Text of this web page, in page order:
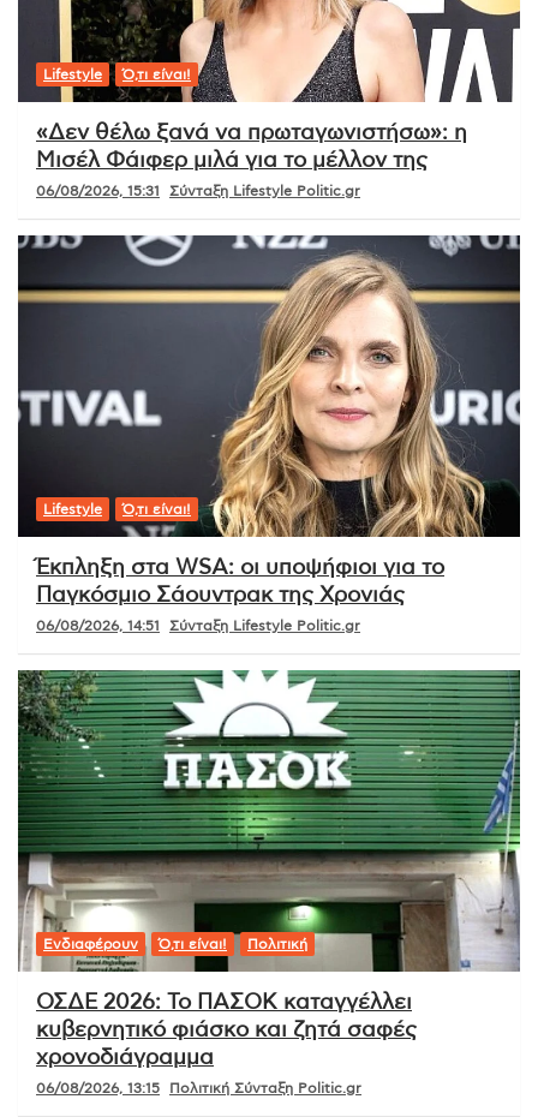
Lifestyle Ό,τι είναι!
«Δεν θέλω ξανά να πρωταγωνιστήσω»: η
Μισέλ Φάιφερ μιλά για το μέλλον της
06/08/2026, 15:31 Σύνταξη Lifestyle Politic.gr
Lifestyle Ό,τι είναι!
Έκπληξη στα WSA: οι υποψήφιοι για το
Παγκόσμιο Σάουντρακ της Χρονιάς
06/08/2026, 14:51 Σύνταξη Lifestyle Politic.gr
Ενδιαφέρουν Ό,τι είναι! Πολιτική
ΟΣΔΕ 2026: Το ΠΑΣΟΚ καταγγέλλει
κυβερνητικό φιάσκο και ζητά σαφές
χρονοδιάγραμμα
06/08/2026, 13:15 Πολιτική Σύνταξη Politic.gr